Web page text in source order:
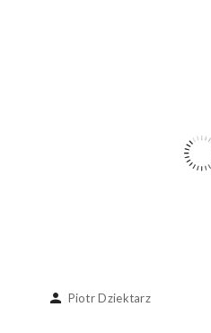
person Piotr Dziektarz